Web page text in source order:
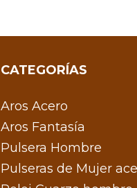
CATEGORÍAS
Aros Acero
Aros Fantasía
Pulsera Hombre
Pulseras de Mujer